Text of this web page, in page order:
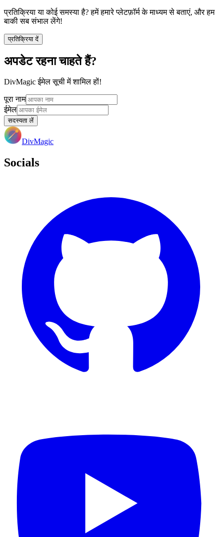
प्रतिक्रिया या कोई समस्या है? हमें हमारे प्लेटफ़ॉर्म के माध्यम से बताएं, और हम
बाकी सब संभाल लेंगे!
प्रतिक्रिया दें
अपडेट रहना चाहते हैं?
DivMagic ईमेल सूची में शामिल हों!
पूरा नाम
ईमेल
सदस्यता लें
DivMagic
Socials